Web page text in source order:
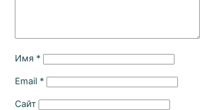
Имя *
Email *
Сайт